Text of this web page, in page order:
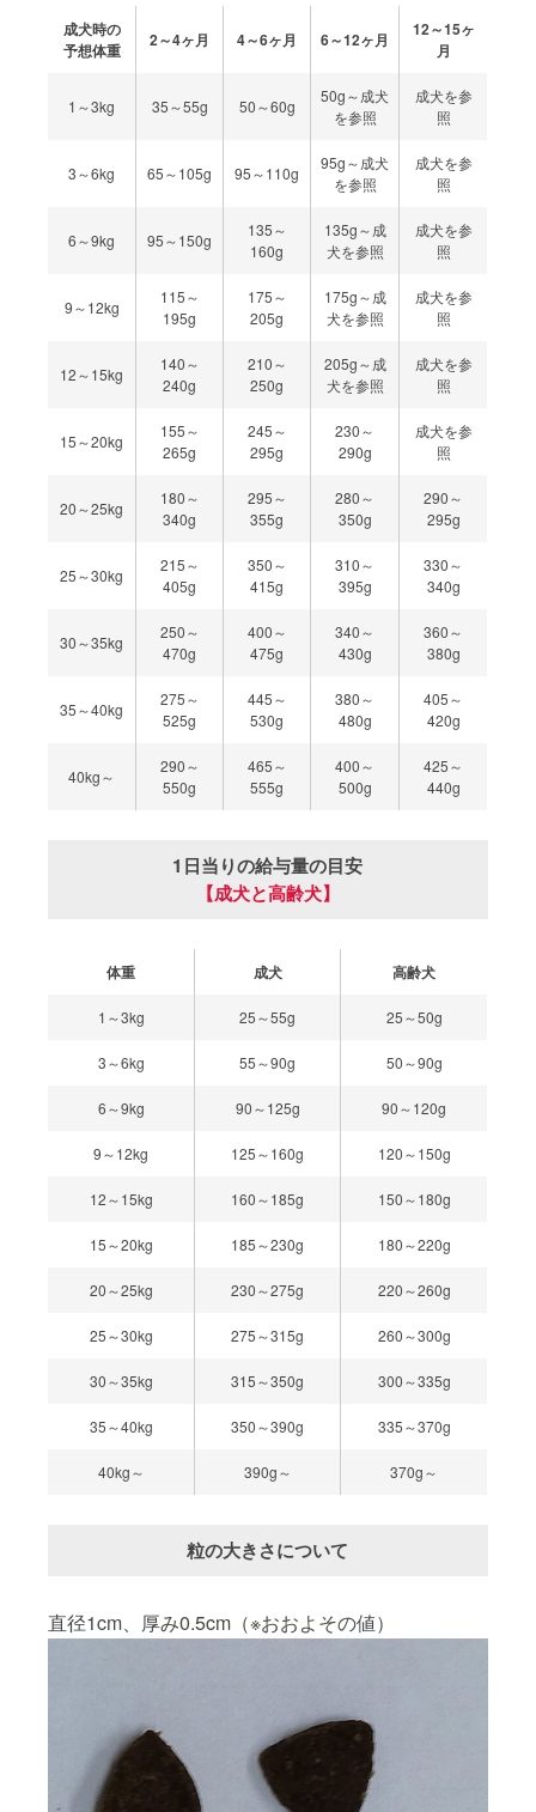
成犬時の
予想体重
2～4ヶ月 4～6ヶ月 6～12ヶ月
12～15ヶ
月
1～3kg 35～55g 50～60g
50g～成犬
を参照
成犬を参
照
3～6kg 65～105g 95～110g
95g～成犬
を参照
成犬を参
照
6～9kg 95～150g
135～
160g
135g～成
犬を参照
成犬を参
照
9～12kg
115～
195g
175～
205g
175g～成
犬を参照
成犬を参
照
12～15kg
140～
240g
210～
250g
205g～成
犬を参照
成犬を参
照
15～20kg
155～
265g
245～
295g
230～
290g
成犬を参
照
20～25kg
180～
340g
295～
355g
280～
350g
290～
295g
25～30kg
215～
405g
350～
415g
310～
395g
330～
340g
30～35kg
250～
470g
400～
475g
340～
430g
360～
380g
35～40kg
275～
525g
445～
530g
380～
480g
405～
420g
40kg～
290～
550g
465～
555g
400～
500g
425～
440g
1日当りの給与量の目安
【成犬と高齢犬】
体重 成犬 高齢犬
1～3kg 25～55g 25～50g
3～6kg 55～90g 50～90g
6～9kg 90～125g 90～120g
9～12kg 125～160g 120～150g
12～15kg 160～185g 150～180g
15～20kg 185～230g 180～220g
20～25kg 230～275g 220～260g
25～30kg 275～315g 260～300g
30～35kg 315～350g 300～335g
35～40kg 350～390g 335～370g
40kg～ 390g～ 370g～
粒の大きさについて
直径1cm、厚み0.5cm（※おおよその値）